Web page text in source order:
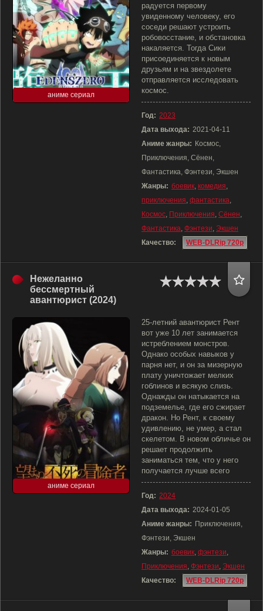
аниме сериал
радуется первому
увиденному человеку, его
соседи решают устроить
робовосстание, и обстановка
накаляется. Тогда Сики
присоединяется к новым
друзьям и на звездолете
отправляется исследовать
космос.
Год: 2023
Дата выхода: 2021-04-11
Аниме жанры: Космос,
Приключения, Сёнен,
Фантастика, Фэнтези, Экшен
Жанры: боевик, комедия,
приключения, фантастика,
Космос, Приключения, Сёнен,
Фантастика, Фэнтези, Экшен
Качество:
WEB-DLRip 720p
Нежеланно
бессмертный
авантюрист (2024)
аниме сериал
25-летний авантюрист Рент
вот уже 10 лет занимается
истреблением монстров.
Однако особых навыков у
парня нет, и он за мизерную
плату уничтожает мелких
гоблинов и всякую слизь.
Однажды он натыкается на
подземелье, где его сжирает
дракон. Но Рент, к своему
удивлению, не умер, а стал
скелетом. В новом обличье он
решает продолжить
заниматься тем, что у него
получается лучше всего
Год: 2024
Дата выхода: 2024-01-05
Аниме жанры: Приключения,
Фэнтези, Экшен
Жанры: боевик, фэнтези,
Приключения, Фэнтези, Экшен
Качество:
WEB-DLRip 720p